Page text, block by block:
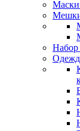
Маски
Набор